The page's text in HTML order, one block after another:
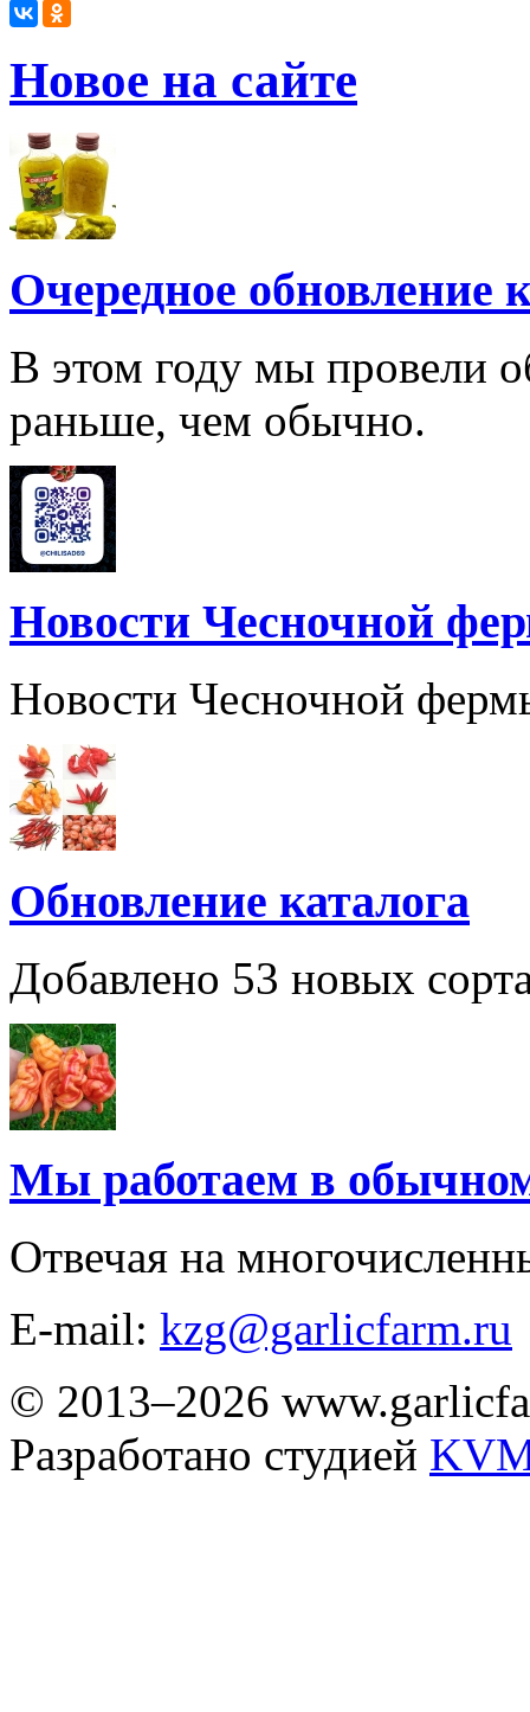
Новое на сайте
Очередное обновление
В этом году мы провели
раньше, чем обычно.
Новости Чесночной
Новости Чесночной
Обновление каталога
Добавлено 53 новых
Мы работаем в
Отвечая на
E-mail: kzg@garlicfarm.ru
© 2013–2026
Разработано студией